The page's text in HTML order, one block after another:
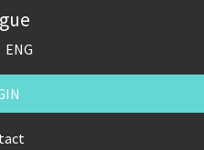
ENG